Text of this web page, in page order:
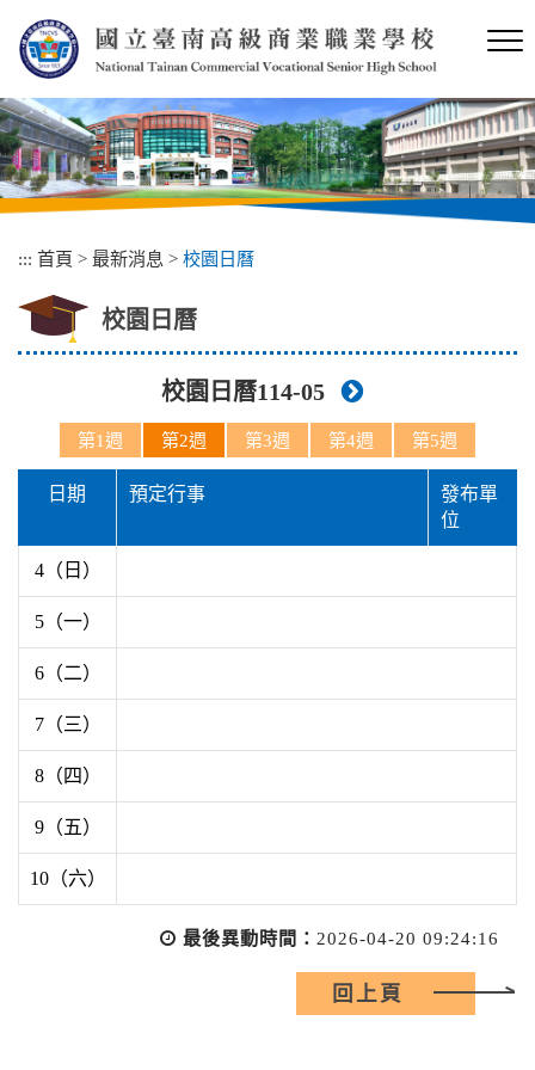
內
容
區
塊
::: 首頁 > 最新消息 > 校園日曆
校園日曆
校園日曆114-05
第1週 第2週 第3週 第4週 第5週
日期 預定行事
發布單
位
4（日）
5（一）
6（二）
7（三）
8（四）
9（五）
10（六）
最後異動時間： 2026-04-20 09:24:16
回上頁